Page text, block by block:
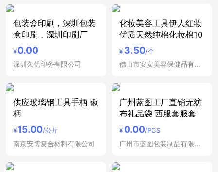
包装盒印刷，深圳包装
盒印刷，深圳印刷厂
¥0.00
深圳久优印务有限公司
化妆美容工具伊人红妆
优质天然纯棉化妆棉10
¥ 3.50/个
佛山市安安美容保健品有限公司
供应玻璃钢工具手柄 锹
柄
¥15.00/公斤
南京安博复合材料有限公司
广州蓝图工厂直销无纺
布礼品袋 西服套服套
¥ 0.00/PCS
广州市蓝图包装制品有限公司